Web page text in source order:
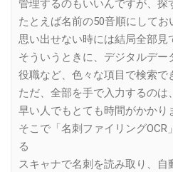
管理するのもいいんですが、探
たとえば名前の50音順にして
思い出せない時には結局全部見
そういうときに、デジタルデ
役職など、色々な項目で検索で
ただ、全部を手で入力するの
早い人でもとても時間がかかり
そこで「名刺ファイリング
る
スキャナで名刺を読み取り、自